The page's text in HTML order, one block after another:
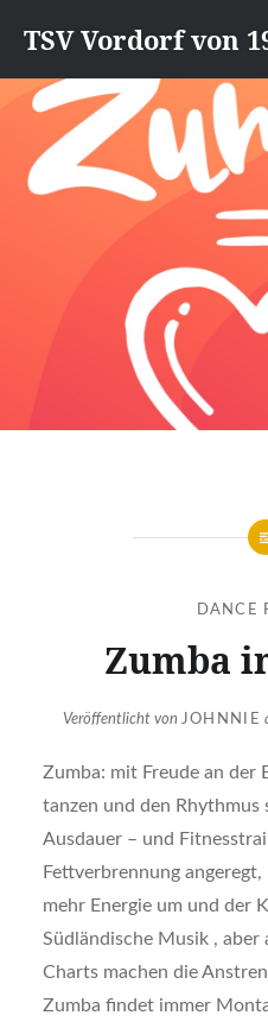
zumTSV Vordorf von
DANCE
Zumba
Veröffentlicht von JOHNNIE
Zumba: mit Freude an der
tanzen und den
Ausdauer – und
Fettverbrennung
mehr Energie um und der
Südländische Musik , aber
Charts machen die
Zumba findet immer